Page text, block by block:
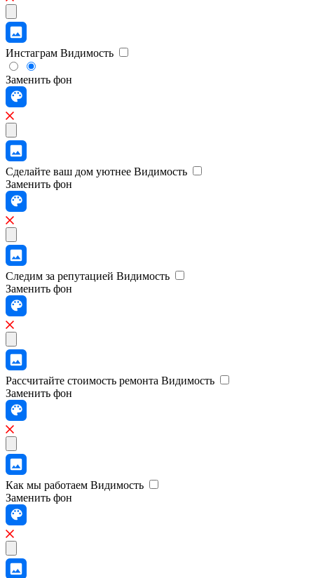
Инстаграм Видимость
Заменить фон
Сделайте ваш дом уютнее Видимость
Заменить фон
Следим за репутацией Видимость
Заменить фон
Рассчитайте стоимость ремонта Видимость
Заменить фон
Как мы работаем Видимость
Заменить фон